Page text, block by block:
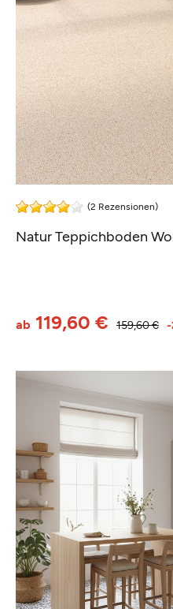
(2 Rezensionen)
Natur Teppichboden
159,60 €
ab 119,60 € -